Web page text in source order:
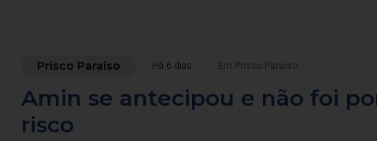
Prisco Paraíso Há 6 dias Em Prisco Paraíso
Amin se antecipou e não foi
risco